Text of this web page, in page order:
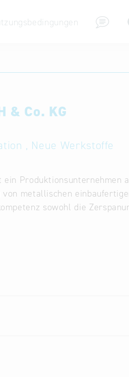
& Co. KG
, Neue Werkstoffe
Produktionsunternehmen
metallischen
sowohl die